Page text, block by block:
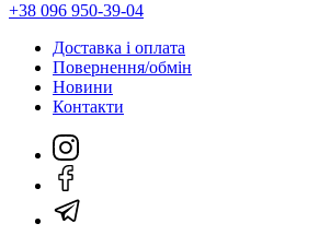
+38 096 950-39-04
Доставка і оплата
Повернення/обмін
Новини
Контакти